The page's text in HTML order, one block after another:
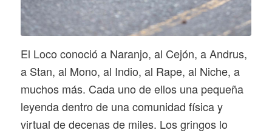
El Loco conoció a Naranjo, al Cejón, a Andrus,
a Stan, al Mono, al Indio, al Rape, al Niche, a
muchos más. Cada uno de ellos una pequeña
leyenda dentro de una comunidad física y
virtual de decenas de miles. Los gringos lo